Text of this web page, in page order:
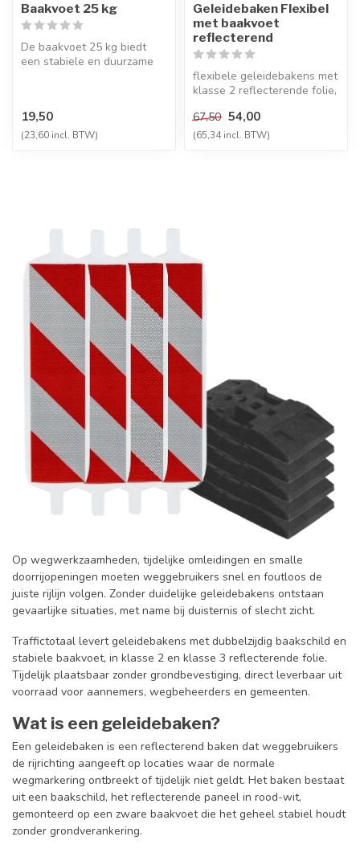
Baakvoet 25 kg
De baakvoet 25 kg biedt
een stabiele en duurzame
19,50
(23,60 incl. BTW)
Geleidebaken Flexibel
met baakvoet
reflecterend
flexibele geleidebakens met
klasse 2 reflecterende folie,
67,50 54,00
(65,34 incl. BTW)
Op wegwerkzaamheden, tijdelijke omleidingen en smalle
doorrijopeningen moeten weggebruikers snel en foutloos de
juiste rijlijn volgen. Zonder duidelijke geleidebakens ontstaan
gevaarlijke situaties, met name bij duisternis of slecht zicht.
Traffictotaal levert geleidebakens met dubbelzijdig baakschild en
stabiele baakvoet, in klasse 2 en klasse 3 reflecterende folie.
Tijdelijk plaatsbaar zonder grondbevestiging, direct leverbaar uit
voorraad voor aannemers, wegbeheerders en gemeenten.
Wat is een geleidebaken?
Een geleidebaken is een reflecterend baken dat weggebruikers
de rijrichting aangeeft op locaties waar de normale
wegmarkering ontbreekt of tijdelijk niet geldt. Het baken bestaat
uit een baakschild, het reflecterende paneel in rood-wit,
gemonteerd op een zware baakvoet die het geheel stabiel houdt
zonder grondverankering.